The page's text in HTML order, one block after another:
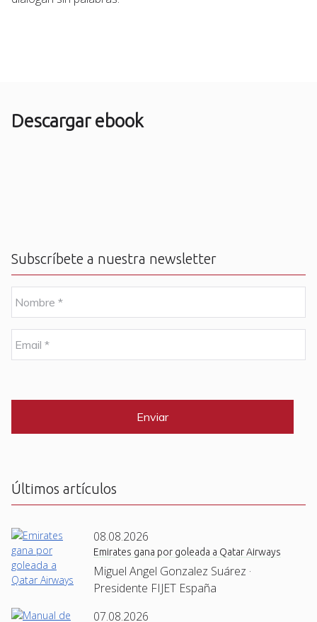
Descargar ebook
Subscríbete a nuestra newsletter
o
m
e
m
a
C
Últimos artículos
08.08.2026
Emirates gana por goleada a Qatar Airways
Miguel Angel Gonzalez Suárez ·
Presidente FIJET España
07.08.2026